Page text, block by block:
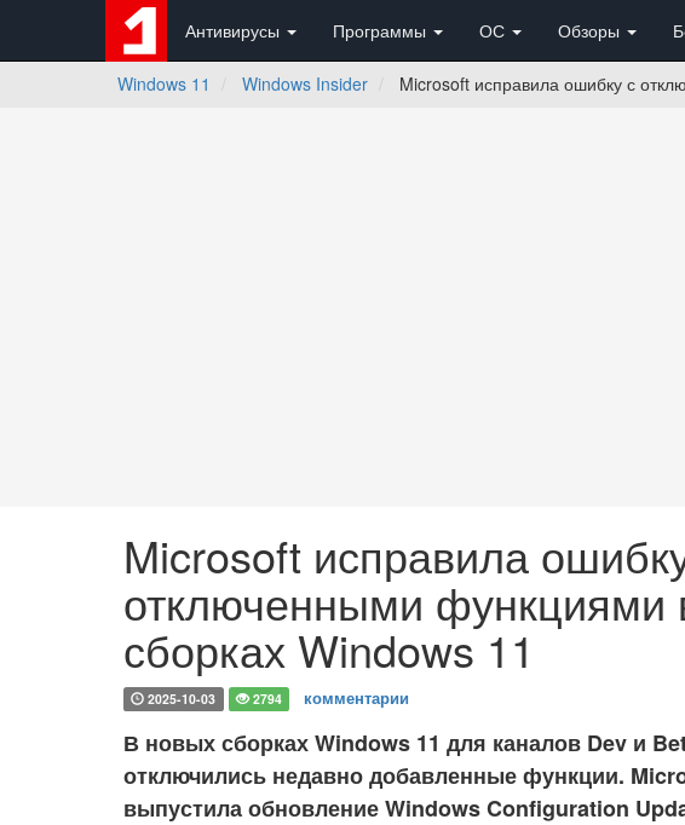
Антивирусы Программы ОС Обзоры
Windows 11 Windows Insider Microsoft исправила ошибку с
Microsoft исправила
отключенными функциями
сборках Windows 11
2025-10-03 2794 комментарии
В новых сборках Windows 11 для каналов Dev и
отключились недавно добавленные функции.
выпустила обновление Windows Configuration